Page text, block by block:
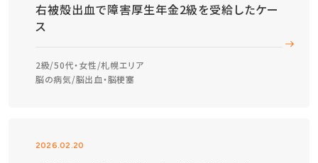
右被殻出血で障害厚生年金2級を受給したケー
ス
2級 50代・女性 札幌エリア
脳の病気 脳出血・脳梗塞
2026.02.20